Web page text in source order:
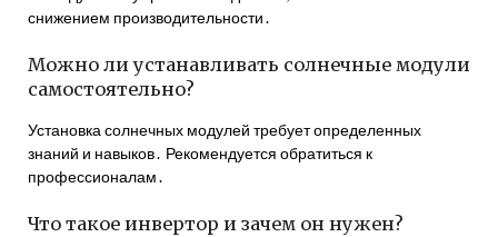
снижением производительности․
Можно ли устанавливать солнечные модули
самостоятельно?
Установка солнечных модулей требует определенных
знаний и навыков․ Рекомендуется обратиться к
профессионалам․
Что такое инвертор и зачем он нужен?